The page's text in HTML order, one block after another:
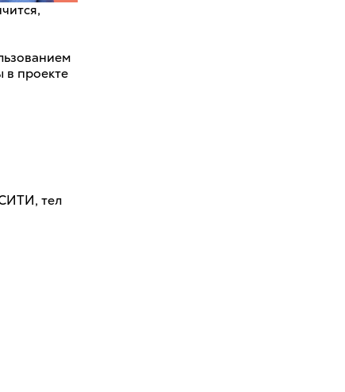
в проекте
тел